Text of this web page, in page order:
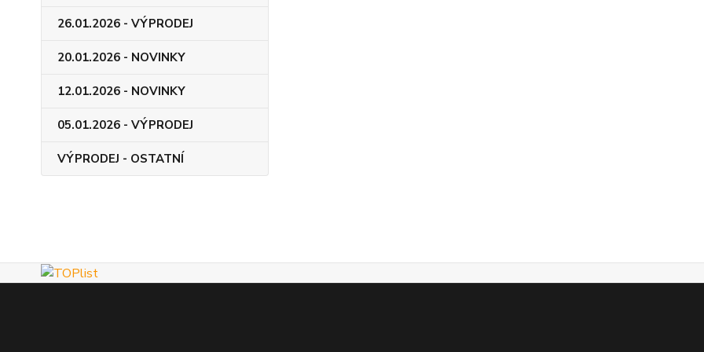
26.01.2026 - VÝPRODEJ
20.01.2026 - NOVINKY
12.01.2026 - NOVINKY
05.01.2026 - VÝPRODEJ
VÝPRODEJ - OSTATNÍ